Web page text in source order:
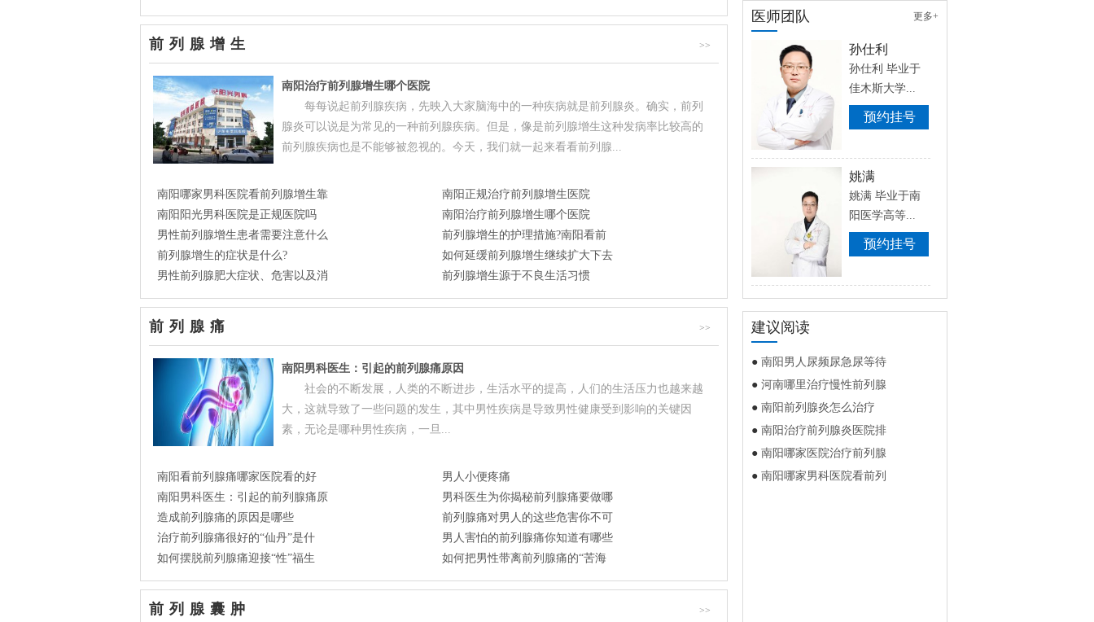
医师团队 更多+
孙仕利
孙仕利 毕业于
佳木斯大学...
预约挂号
姚满
姚满 毕业于南
阳医学高等...
预约挂号
建议阅读
● 南阳男人尿频尿急尿等待
● 河南哪里治疗慢性前列腺
● 南阳前列腺炎怎么治疗
● 南阳治疗前列腺炎医院排
● 南阳哪家医院治疗前列腺
● 南阳哪家男科医院看前列
前列腺增生 >>
南阳治疗前列腺增生哪个医院
每每说起前列腺疾病，先映入大家脑海中的一种疾病就是前列腺炎。确实，前列
腺炎可以说是为常见的一种前列腺疾病。但是，像是前列腺增生这种发病率比较高的
前列腺疾病也是不能够被忽视的。今天，我们就一起来看看前列腺...
南阳哪家男科医院看前列腺增生靠
南阳正规治疗前列腺增生医院
南阳阳光男科医院是正规医院吗
南阳治疗前列腺增生哪个医院
男性前列腺增生患者需要注意什么
前列腺增生的护理措施?南阳看前
前列腺增生的症状是什么?
如何延缓前列腺增生继续扩大下去
男性前列腺肥大症状、危害以及消
前列腺增生源于不良生活习惯
前列腺痛 >>
南阳男科医生：引起的前列腺痛原因
社会的不断发展，人类的不断进步，生活水平的提高，人们的生活压力也越来越
大，这就导致了一些问题的发生，其中男性疾病是导致男性健康受到影响的关键因
素，无论是哪种男性疾病，一旦...
南阳看前列腺痛哪家医院看的好
男人小便疼痛
南阳男科医生：引起的前列腺痛原
男科医生为你揭秘前列腺痛要做哪
造成前列腺痛的原因是哪些
前列腺痛对男人的这些危害你不可
治疗前列腺痛很好的“仙丹”是什
男人害怕的前列腺痛你知道有哪些
如何摆脱前列腺痛迎接“性”福生
如何把男性带离前列腺痛的“苦海
前列腺囊肿 >>